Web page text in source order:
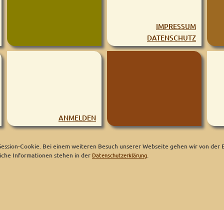
IMPRESSUM
DATENSCHUTZ
ANMELDEN
Cookie. Bei einem weiteren Besuch unserer Webseite gehen wir von der
Informationen stehen in der Datenschutzerklärung.